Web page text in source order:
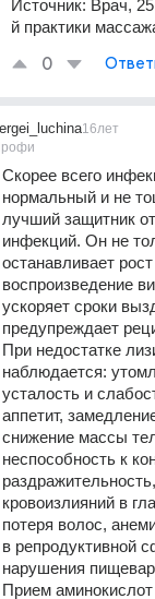
Источник: Врач,
й практики
0
16лет
Скорее всего
нормальный и не
лучший защитник
инфекций. Он не
останавливает
воспроизведение
ускоряет сроки
предупреждает
При недостатке
наблюдается:
усталость и
аппетит,
снижение массы
неспособность к
кровоизлияний в
потеря волос,
в репродуктивной
нарушения
Прием аминокислот